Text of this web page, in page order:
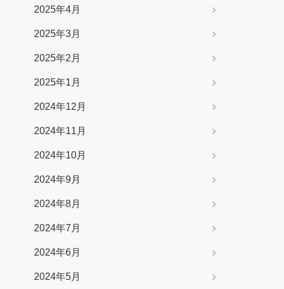
2025年4月
2025年3月
2025年2月
2025年1月
2024年12月
2024年11月
2024年10月
2024年9月
2024年8月
2024年7月
2024年6月
2024年5月